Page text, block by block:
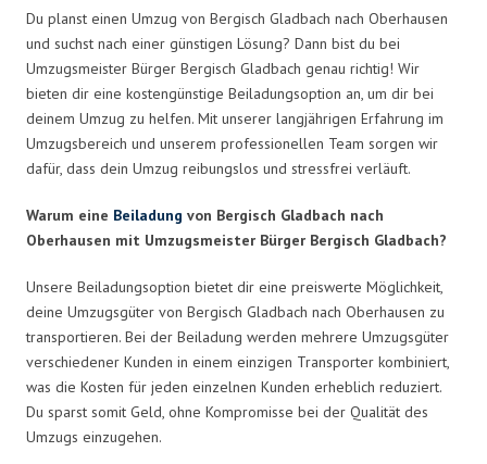
Du planst einen Umzug von Bergisch Gladbach nach Oberhausen
und suchst nach einer günstigen Lösung? Dann bist du bei
Umzugsmeister Bürger Bergisch Gladbach genau richtig! Wir
bieten dir eine kostengünstige Beiladungsoption an, um dir bei
deinem Umzug zu helfen. Mit unserer langjährigen Erfahrung im
Umzugsbereich und unserem professionellen Team sorgen wir
dafür, dass dein Umzug reibungslos und stressfrei verläuft.
Warum eine Beiladung von Bergisch Gladbach nach
Oberhausen mit Umzugsmeister Bürger Bergisch Gladbach?
Unsere Beiladungsoption bietet dir eine preiswerte Möglichkeit,
deine Umzugsgüter von Bergisch Gladbach nach Oberhausen zu
transportieren. Bei der Beiladung werden mehrere Umzugsgüter
verschiedener Kunden in einem einzigen Transporter kombiniert,
was die Kosten für jeden einzelnen Kunden erheblich reduziert.
Du sparst somit Geld, ohne Kompromisse bei der Qualität des
Umzugs einzugehen.